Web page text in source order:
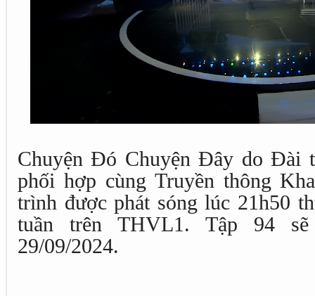
Chuyện Đó Chuyện Đây do Đài
phối hợp cùng Truyền thông
trình được phát sóng lúc 21h50
tuần trên THVL1. Tập 94
29/09/2024.